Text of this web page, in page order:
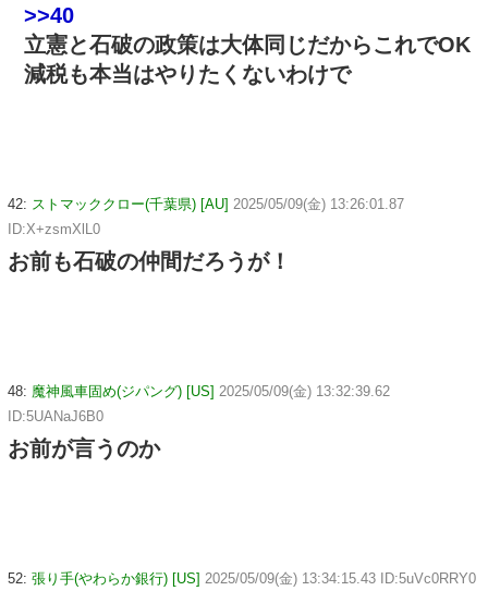
>>40
立憲と石破の政策は大体同じだからこれでOK
減税も本当はやりたくないわけで
42: ストマッククロー(千葉県) [AU] 2025/05/09(金) 13:26:01.87
ID:X+zsmXlL0
お前も石破の仲間だろうが！
48: 魔神風車固め(ジパング) [US] 2025/05/09(金) 13:32:39.62
ID:5UANaJ6B0
お前が言うのか
52: 張り手(やわらか銀行) [US] 2025/05/09(金) 13:34:15.43 ID:5uVc0RRY0